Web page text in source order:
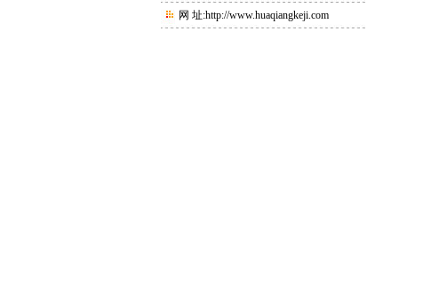
网 址:http://www.huaqiangkeji.com